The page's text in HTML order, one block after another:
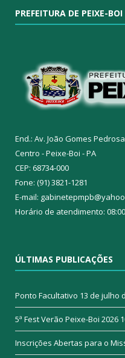
PREFEITURA DE PEIXE-BOI
End.: Av. João Gomes
Centro - Peixe-Boi - PA
CEP: 68734-000
Fone: (91) 3821-1281
E-mail:
Horário de atendimento:
ÚLTIMAS PUBLICAÇÕES
Ponto Facultativo 13 de julho
5ª Fest Verão Peixe-Boi 2026
Inscrições Abertas para o